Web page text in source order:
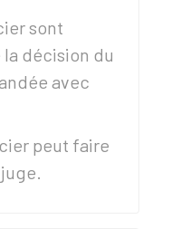
sont
décision du
avec
peut faire